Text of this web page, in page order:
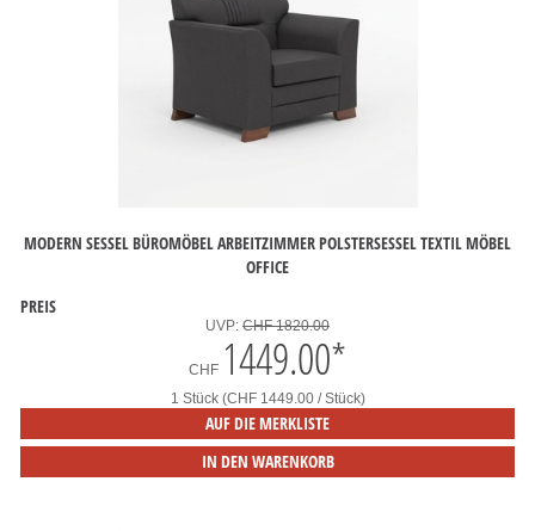
MODERN SESSEL BÜROMÖBEL ARBEITZIMMER POLSTERSESSEL TEXTIL MÖBEL
OFFICE
PREIS
UVP: CHF 1820.00
CHF 1449.00*
1 Stück (CHF 1449.00 / Stück)
AUF DIE MERKLISTE
IN DEN WARENKORB